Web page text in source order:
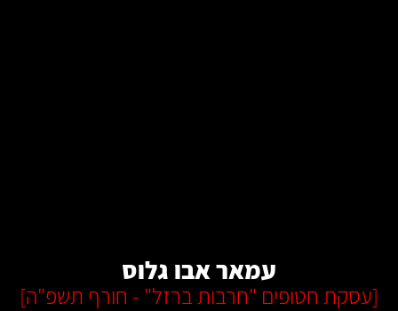
עמאר אבו גלוס
[עסקת חטופים "חרבות ברזל" - חורף תשפ"ה]